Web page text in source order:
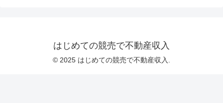
はじめての競売で不動産収入
© 2025 はじめての競売で不動産収入.